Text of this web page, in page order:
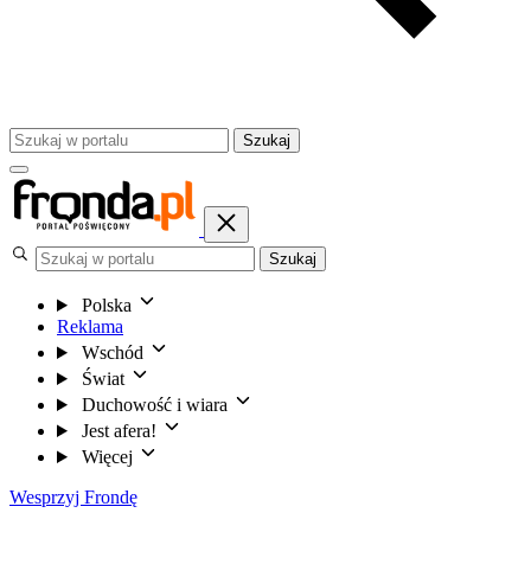
Szukaj
Szukaj
Polska
Reklama
Wschód
Świat
Duchowość i wiara
Jest afera!
Więcej
Wesprzyj Frondę